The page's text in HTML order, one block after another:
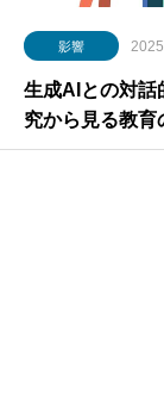
影響
生成AIとの対話
究から見る教育